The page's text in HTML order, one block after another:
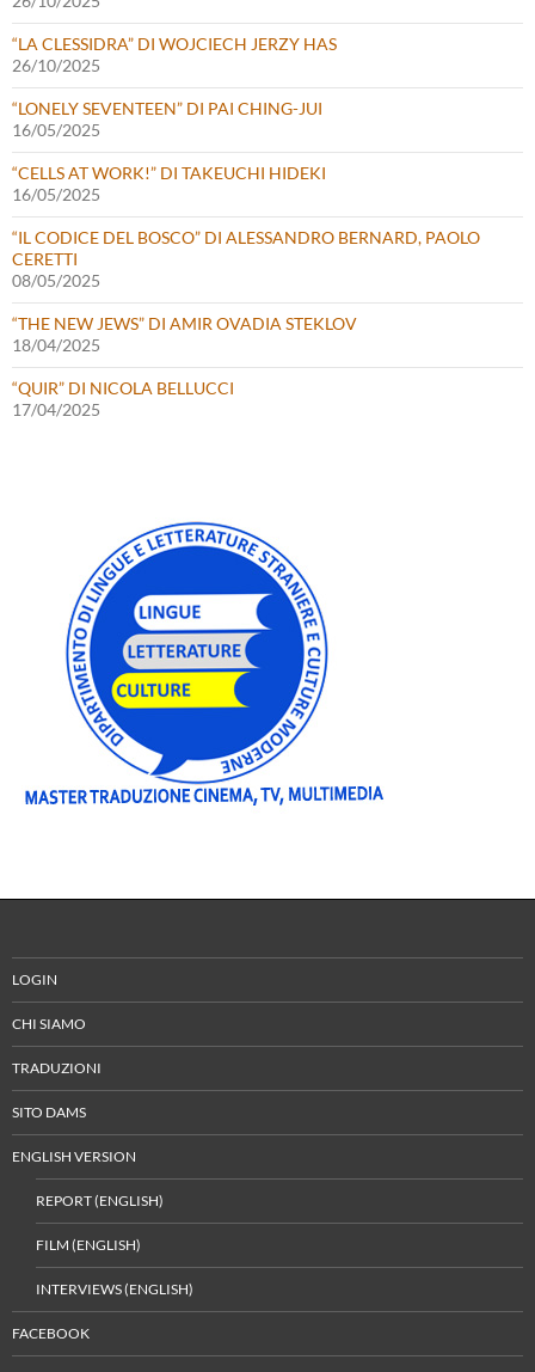
“LA CLESSIDRA” DI WOJCIECH JERZY HAS
26/10/2025
“LONELY SEVENTEEN” DI PAI CHING-JUI
16/05/2025
“CELLS AT WORK!” DI TAKEUCHI HIDEKI
16/05/2025
“IL CODICE DEL BOSCO” DI ALESSANDRO BERNARD, PAOLO
CERETTI
08/05/2025
“THE NEW JEWS” DI AMIR OVADIA STEKLOV
18/04/2025
“QUIR” DI NICOLA BELLUCCI
17/04/2025
LOGIN
CHI SIAMO
TRADUZIONI
SITO DAMS
ENGLISH VERSION
REPORT (ENGLISH)
FILM (ENGLISH)
INTERVIEWS (ENGLISH)
FACEBOOK